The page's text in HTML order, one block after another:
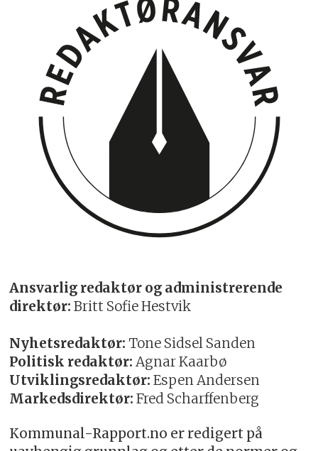
Ansvarlig redaktør og administrerende
direktør: Britt Sofie Hestvik
Nyhetsredaktør: Tone Sidsel Sanden
Politisk redaktør: Agnar Kaarbø
Utviklingsredaktør: Espen Andersen
Markedsdirektør: Fred Scharffenberg
Kommunal-Rapport.no er redigert på